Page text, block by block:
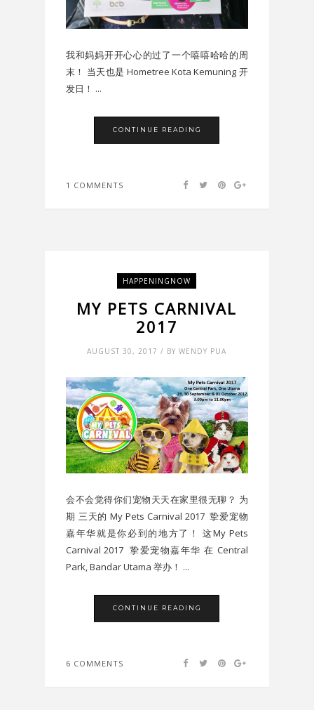
我和妈妈开开心心的过了一个嘻嘻哈哈的周
末！ 当天也是 Hometree Kota Kemuning 开
发日！ ...
CONTINUE READING
1 COMMENTS
HAPPENINGNOW
MY PETS CARNIVAL
2017
AUGUST 30, 2017 / BY WENDY PUA
会不会觉得你们宠物天天在家里很无聊？ 为
期 三天的 My Pets Carnival 2017 挚爱宠物
嘉年华就是你必到的地方了！ 这My Pets
Carnival 2017 挚爱宠物嘉年华 在 Central
Park, Bandar Utama 举办！ ...
CONTINUE READING
6 COMMENTS